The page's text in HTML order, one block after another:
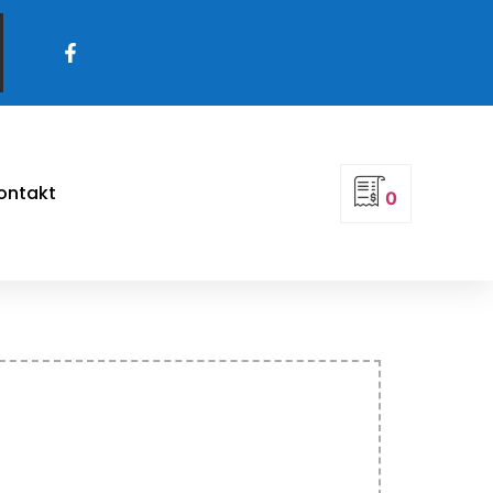
0